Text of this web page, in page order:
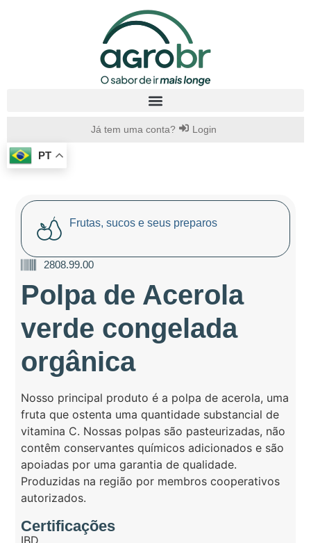
Já tem uma conta? Login
PT
Frutas, sucos e seus preparos
2808.99.00
Polpa de Acerola
verde congelada
orgânica
Nosso principal produto é a polpa de acerola, uma
fruta que ostenta uma quantidade substancial de
vitamina C. Nossas polpas são pasteurizadas, não
contêm conservantes químicos adicionados e são
apoiadas por uma garantia de qualidade.
Produzidas na região por membros cooperativos
autorizados.
Certificações